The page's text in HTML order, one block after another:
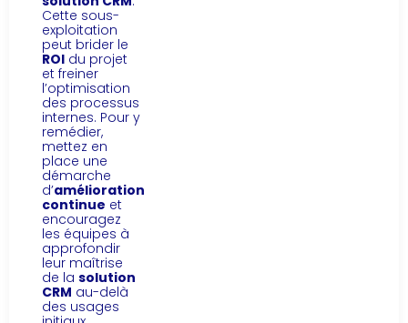
Cette sous-
exploitation
peut brider le
ROI du projet
et freiner
l’optimisation
des processus
internes. Pour y
remédier,
mettez en
place une
démarche
d’amélioration
continue et
encouragez
les équipes à
approfondir
leur maîtrise
de la solution
CRM au-delà
des usages